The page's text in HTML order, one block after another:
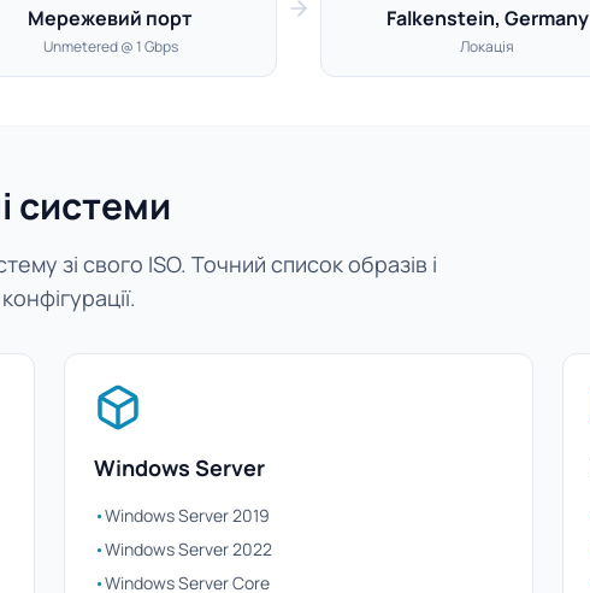
Мережевий порт
Unmetered @ 1 Gbps
Falkenstein, Germany
Локація
системи
зі свого ISO. Точний список образів і
Windows Server
•Windows Server 2019
•Windows Server 2022
•Windows Server Core